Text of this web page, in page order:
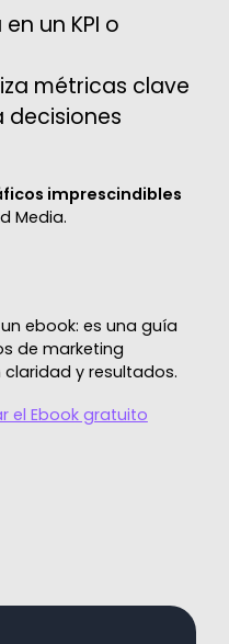
un KPI o
métricas clave
decisiones
imprescindibles
Media.
ebook: es una guía
de marketing
y resultados.
el Ebook gratuito